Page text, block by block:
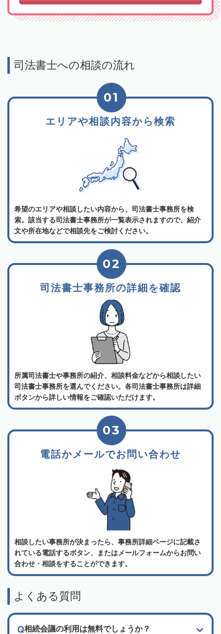
司法書士への相談の流れ
エリアや相談内容から検索
01
希望のエリアや相談したい内容から、司法書士事務所を検
索。該当する司法書士事務所が一覧表示されますので、紹介
文や所在地などで相談先をご検討ください。
司法書士事務所の詳細を確認
02
所属司法書士や事務所の紹介、相談料金などから相談したい
司法書士事務所を選んでください。各司法書士事務所は詳細
ボタンから詳しい情報をご確認いただけます。
電話かメールでお問い合わせ
03
相談したい事務所が決まったら、事務所詳細ページに記載さ
れている電話するボタン、またはメールフォームからお問い
合わせ・相談をすることができます。
よくある質問
相続会議の利用は無料でしょうか？